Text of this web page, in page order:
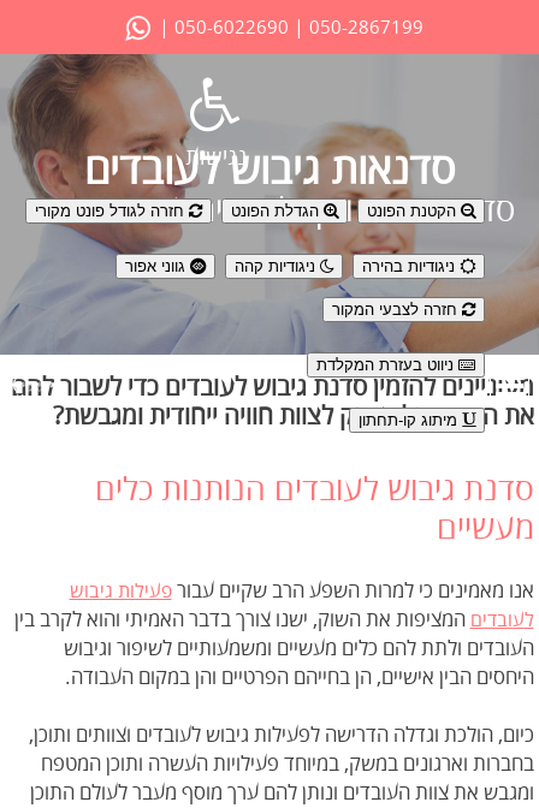
050-2867199
|
050-6022690
|
נגישות
הקטנת הפונט הגדלת הפונט חזרה לגודל פונט מקורי
ניגודיות בהירה ניגודיות קהה גווני אפור
חזרה לצבעי המקור
ניווט בעזרת המקלדת
מיתוג קו-תחתון
סדנאות גיבוש לעובדים
סדנת גיבוש וכיף לצוותים ועובדי חברה
מעוניינים להזמין סדנת גיבוש לעובדים כדי לשבור להם
את השגרה ולהעניק לצוות חוויה ייחודית ומגבשת?
סדנת גיבוש לעובדים הנותנות כלים
מעשיים
אנו מאמינים כי למרות השפע הרב שקיים עבורפעילות גיבוש
לעובדים המציפות את השוק, ישנו צורך בדבר האמיתי והוא לקרב בין
העובדים ולתת להם כלים מעשיים ומשמעותיים לשיפור וגיבוש
היחסים הבין אישיים, הן בחייהם הפרטיים והן במקום העבודה.
כיום, הולכת וגדלה הדרישה לפעילות גיבוש לעובדים וצוותים ותוכן,
בחברות וארגונים במשק, במיוחד פעילויות העשרה ותוכן המטפח
ומגבש את צוות העובדים ונותן להם ערך מוסף מעבר לעולם התוכן